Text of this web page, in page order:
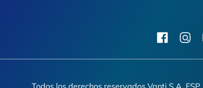
facebook
Todos los derechos reservados Vanti S.A.